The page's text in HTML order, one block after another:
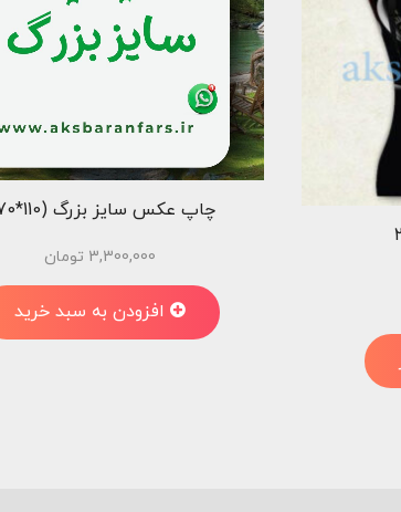
چاپ عکس سایز بزرگ (110*170)
3,300,000 تومان
افزودن به سبد خرید